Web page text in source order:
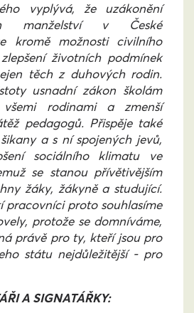
vyplývá, že uzákonění
manželství v České
kromě možnosti civilního
životních podmínek
těch z duhových rodin.
usnadní zákon školám
rodinami a zmenší
pedagogů. Přispěje také
a s ní spojených jevů,
sociálního klimatu ve
se stanou přívětivějším
žáky, žákyně a studující.
pracovníci proto souhlasíme
protože se domníváme,
právě pro ty, kteří jsou pro
státu nejdůležitější - pro
A SIGNATÁŘKY: